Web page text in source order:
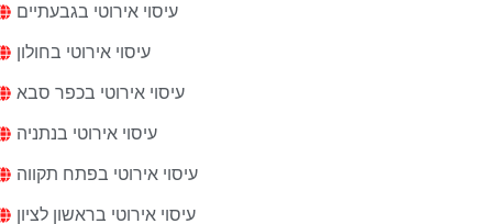
עיסוי אירוטי בגבעתיים
עיסוי אירוטי בחולון
עיסוי אירוטי בכפר סבא
עיסוי אירוטי בנתניה
עיסוי אירוטי בפתח תקווה
עיסוי אירוטי בראשון לציון